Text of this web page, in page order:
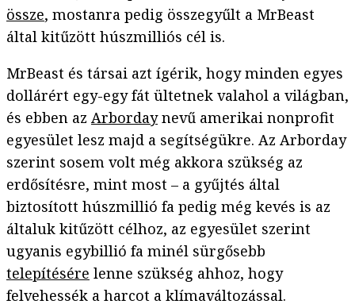
össze, mostanra pedig összegyűlt a MrBeast
által kitűzött húszmilliós cél is.
MrBeast és társai azt ígérik, hogy minden egyes
dollárért egy-egy fát ültetnek valahol a világban,
és ebben az Arbordaynevű amerikai nonprofit
egyesület lesz majd a segítségükre. Az Arborday
szerint sosem volt még akkora szükség az
erdősítésre, mint most – a gyűjtés által
biztosított húszmillió fa pedig még kevés is az
általuk kitűzött célhoz, az egyesület szerint
ugyanis egybillió fa minél sürgősebb
telepítésére lenne szükség ahhoz, hogy
felvehessék a harcot a klímaváltozással.